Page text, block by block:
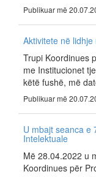
Publikuar më
Aktivitete në
Trupi Koordinues
me Institucionet
këtë fushë, më
Publikuar më
U mbajt seanca e
Intelektuale
Më 28.04.2022 u
Koordinues për